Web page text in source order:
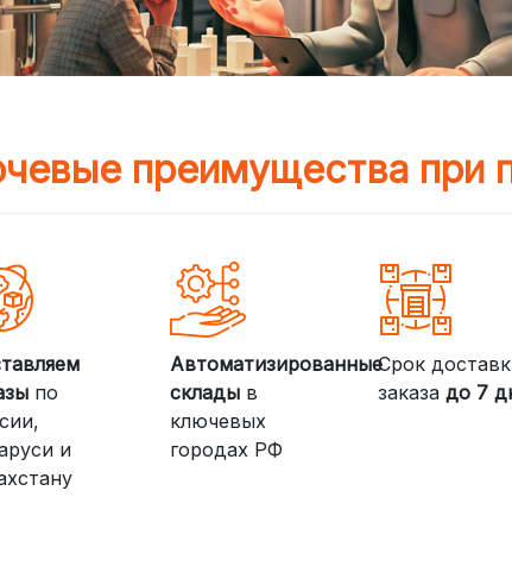
преимущества при
по
и
Автоматизированные
склады в
ключевых
городах РФ
Срок
заказадо 7